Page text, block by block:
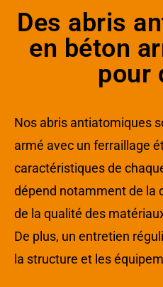
Des abris
en béton
pour
Nos abris antiatomiques
armé avec un ferraillage
caractéristiques de
dépend notamment de la
de la qualité des
De plus, un entretien
la structure et les